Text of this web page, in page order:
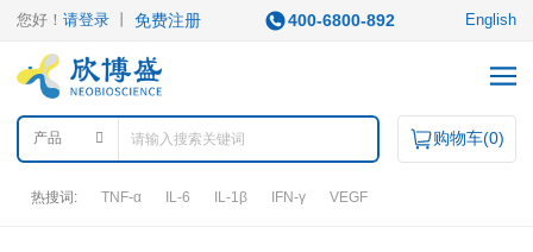
您好！请登录 丨免费注册 400-6800-892 English
产品 购物车(0)
热搜词: TNF-α IL-6 IL-1β IFN-γ VEGF